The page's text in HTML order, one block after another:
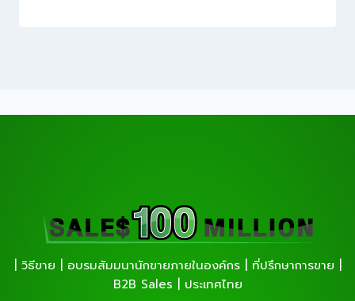
| วิธีขาย | อบรมสัมมนานักขายภายในองค์กร | ที่ปรึกษาการขาย |
B2B Sales | ประเทศไทย